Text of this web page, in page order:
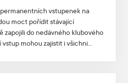
vstupenek na
moct pořídit stávající
zapojili do nedávného klubového
mohou zajistit i všichni